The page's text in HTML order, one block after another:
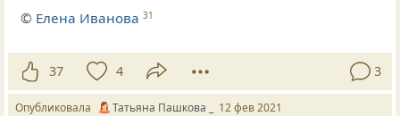
© Елена Иванова 31
37 4 3
Опубликовала Татьяна Пашкова _ 12 фев 2021